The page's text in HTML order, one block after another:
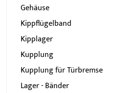
Gehäuse
Kippflügelband
Kipplager
Kupplung
Kupplung für Türbremse
Lager - Bänder